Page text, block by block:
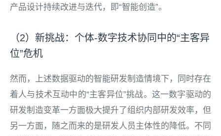
产品设计持续改进与迭代，即“智能创造”。
（2）新挑战：个体-数字技术协同中的“主客异
位”危机
然而，上述数据驱动的智能研发制造情境下，同时存在
着人与技术互动中的“主客异位”挑战。这一数字驱动的
研发制造变革一方面极大提升了组织内部研发效率，但
另一方面，随之而来的是研发人员主体性的降低。不同